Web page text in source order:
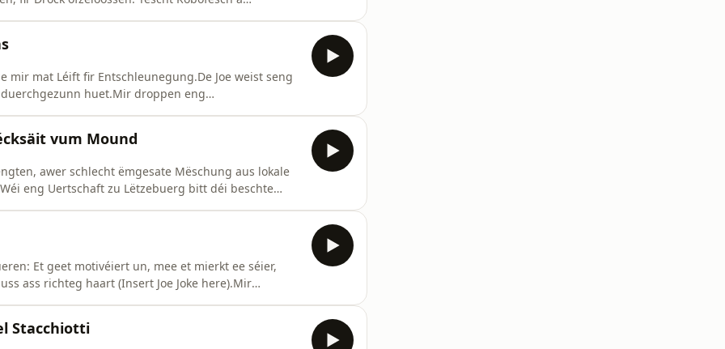
mir mat Léift fir Entschleunegung.De Joe weist seng
huet.Mir droppen eng
vum Mound
awer schlecht ëmgesate Mëschung aus lokale
eng Uertschaft zu Lëtzebuerg bitt déi beschte
Et geet motivéiert un, mee et mierkt ee séier,
ass richteg haart (Insert Joe Joke here).Mir
Stacchiotti